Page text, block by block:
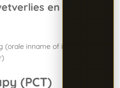
en
(orale inname of injectie,
(PCT)